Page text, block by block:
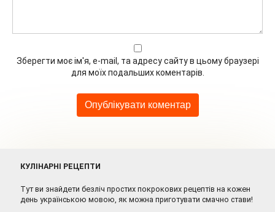
Зберегти моє ім'я, e-mail, та адресу сайту в цьому браузері
для моїх подальших коментарів.
КУЛІНАРНІ РЕЦЕПТИ
Тут ви знайдети безліч простих покрокових рецептів на кожен
день українською мовою, як можна приготувати смачно стави!